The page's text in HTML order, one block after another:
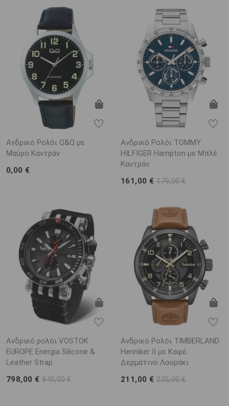
Ανδρικό Ρολόι Q&Q με
Μαύρο Καντράν
0,00 €
Ανδρικό Ρολόι TOMMY
HILFIGER Hampton με Μπλέ
Καντράν
161,00 €179,00 €
Ανδρικό ρολόι VOSTOK
EUROPE Energia Silicone &
Leather Strap
798,00 €940,00 €
Ανδρικό Ρολόι TIMBERLAND
Henniker II με Καφέ
Δερμάτινο Λουράκι
211,00 €235,00 €